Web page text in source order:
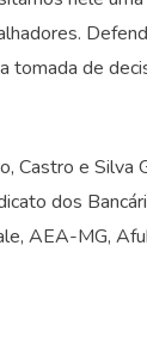
tomada de
Castro e Silva
dos
AEA-MG,